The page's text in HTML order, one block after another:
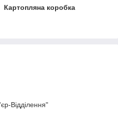
Картопляна коробка
Відділення"